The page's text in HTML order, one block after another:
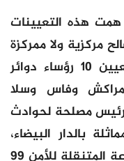
هذه التعيينات
مركزية ولا ممركزة
أخرى للأمن العمومي، تضمنت تعيين 10 رؤساء دوائر
وفاس وسلا
رئيس مصلحة لحوادث
بالدار البيضاء،
وكذلك رئيس وحدة تابعة للمجموعة المتنقلة للأمن 99